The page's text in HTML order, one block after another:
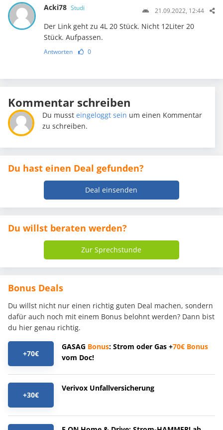
Acki78 Studi 21.09.2022, 12:44
Der Link geht zu 4L 20 Stück. Nicht 12Liter 20
Stück. Aufpassen.
Antworten 0
Kommentar schreiben
Du mussteingeloggt sein um einen Kommentar
zu schreiben.
Du hast einen Deal gefunden?
Deal einsenden
Du willst beraten werden?
Zur Sprechstunde
Bonus Deals
Du willst nicht nur einen richtig guten Deal machen, sondern
dafür auch noch mit einem Bonus belohnt werden? Dann bist
du hier genau richtig.
+70€
GASAG Bonus: Strom oder Gas +70€ Bonus
vom Doc!
+30€
Verivox Unfallversicherung